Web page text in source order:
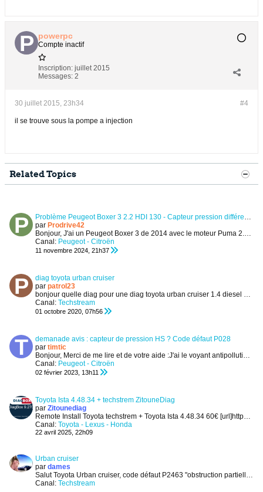
powerpc
Compte inactif
Inscription: juillet 2015
Messages: 2
#4
30 juillet 2015, 23h34
il se trouve sous la pompe a injection
Related Topics
Problème Peugeot Boxer 3 2.2 HDI 130 - Capteur pression différentielle FAP
par Prodrive42
Bonjour, J'ai un Peugeot Boxer 3 de 2014 avec le moteur Puma 2.2 HDI 130
Canal: Peugeot - Citroën
11 novembre 2024, 21h37
diag toyota urban cruiser
par patrol23
bonjour quelle diag pour une diag toyota urban cruiser 1.4 diesel pour
Canal: Techstream
01 octobre 2020, 07h56
demanade avis : capteur de pression HS ? Code défaut P028
par timtic
Bonjour, Merci de me lire et de votre aide :J'ai le voyant antipollution et le message d'un problème antipollution à l'ordinateur d'une C2 1.4...
Canal: Peugeot - Citroën
02 février 2023, 13h11
Toyota Ista 4.48.34 + techstrem ZitouneDiag
par Zitounediag
Remote Install Toyota techstrem + Toyota Ista 4.48.34 60€ [url]https://youtu.be/fYYgCLEfi8w?si=SjPJnX_EXzyZwy1v[/url]
Canal: Toyota - Lexus - Honda
22 avril 2025, 22h09
Urban cruiser
par dames
SalutToyota Urban cruiser, code défaut P2463 "obstruction partielle du filtre a particules"
Canal: Techstream